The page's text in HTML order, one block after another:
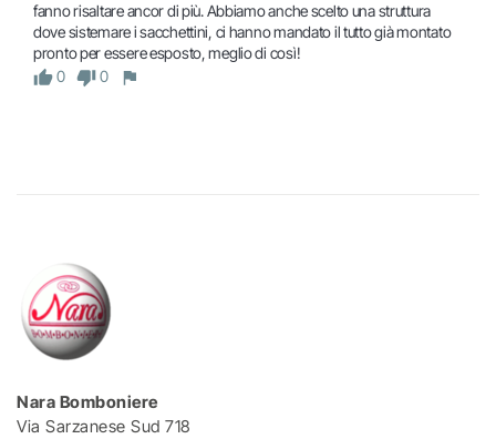
fanno risaltare ancor di più. Abbiamo anche scelto una struttura
dove sistemare i sacchettini, ci hanno mandato il tutto già montato
pronto per essere esposto, meglio di così!
0
0
Nara Bomboniere
Via Sarzanese Sud 718